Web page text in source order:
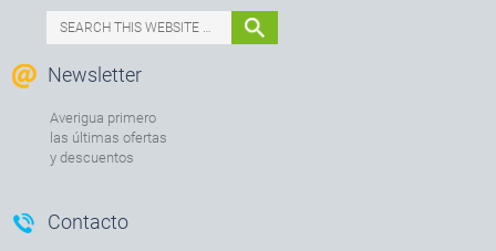
Newsletter
Averigua primero
las últimas ofertas
y descuentos
Contacto